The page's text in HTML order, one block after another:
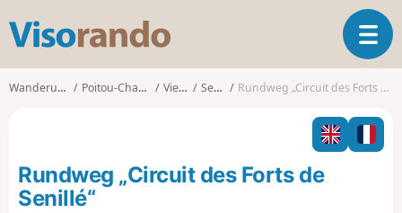
s
o
o
T
o
g
l
n
Wanderungen Poitou-Charentes Vienne Senillé Rundweg „Circuit des Forts de Senillé“
Rundweg „Circuit des Forts de
Senillé“